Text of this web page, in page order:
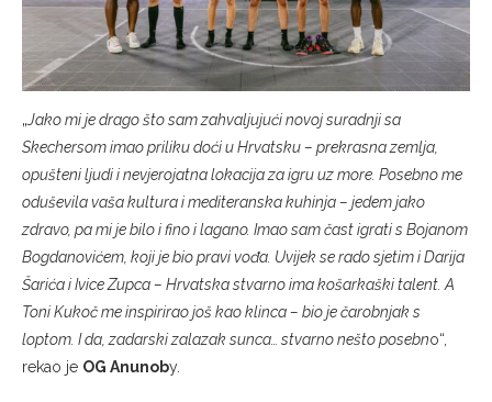
„Jako mi je drago što sam zahvaljujući novoj suradnji sa
Skechersom imao priliku doći u Hrvatsku – prekrasna zemlja,
opušteni ljudi i nevjerojatna lokacija za igru uz more. Posebno me
oduševila vaša kultura i mediteranska kuhinja – jedem jako
zdravo, pa mi je bilo i fino i lagano. Imao sam čast igrati s Bojanom
Bogdanovićem, koji je bio pravi vođa. Uvijek se rado sjetim i Darija
Šarića i Ivice Zupca – Hrvatska stvarno ima košarkaški talent. A
Toni Kukoč me inspirirao još kao klinca – bio je čarobnjak s
loptom. I da, zadarski zalazak sunca… stvarno nešto posebno“,
rekao je OG Anunoby.